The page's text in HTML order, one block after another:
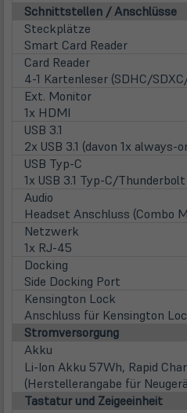
Schnittstellen / Anschlüsse
Steckplätze
Smart Card Reader
Card Reader
4-1 Kartenleser (SDHC/
Ext. Monitor
1x HDMI
USB 3.1
2x USB 3.1 (davon 1x always-
USB Typ-C
1x USB 3.1 Typ-C/Thunderbolt
Audio
Headset Anschluss (Combo
Netzwerk
1x RJ-45
Docking
Side Docking Port
Kensington Lock
Anschluss für Kensington
Stromversorgung
Akku
Li-Ion Akku 57Wh, Rapid
(Herstellerangabe für
Tastatur und Zeigeeinheit